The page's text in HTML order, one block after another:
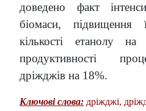
доведено факт
біомаси, підвищення
кількості етанолу
продуктивності
дріжджів на 18%.
Ключові слова: дріжджі,